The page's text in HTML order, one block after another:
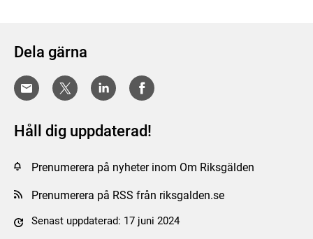
Dela gärna
Håll dig uppdaterad!
Prenumerera på nyheter inom Om Riksgälden
Prenumerera på RSS från riksgalden.se
Senast uppdaterad: 17 juni 2024